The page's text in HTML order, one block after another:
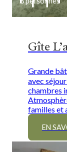
Gîte
Grande
avec
chambres
familles et
EN